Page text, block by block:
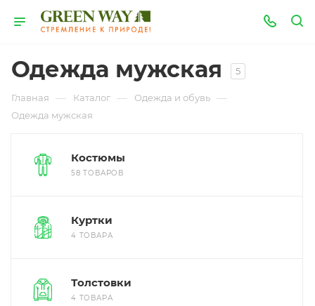
Одежда мужская 5
Главная — Каталог — Одежда и обувь —
Одежда мужская
Костюмы
58 ТОВАРОВ
Куртки
4 ТОВАРА
Толстовки
4 ТОВАРА